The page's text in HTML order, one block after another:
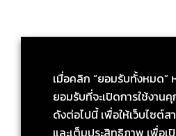
เมื่อคลิก “ยอมรับทั้งหมด”
ยอมรับที่จะเปิดการใช้งาน
ดังต่อไปนี้ เพื่อให้เว็บไซต์